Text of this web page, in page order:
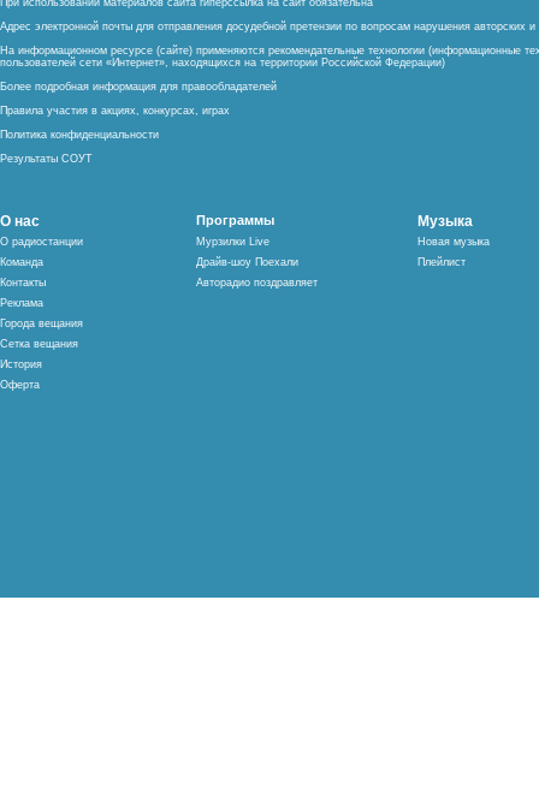
При использовании материалов сайта гиперссылка на сайт обязательна
Адрес электронной почты для отправления досудебной претензии по вопросам нарушения авторских
На информационном ресурсе (сайте) применяются рекомендательные технологии (информационные
пользователей сети «Интернет», находящихся на территории Российской Федерации)
Более подробная информация для правообладателей
Правила участия в акциях, конкурсах, играх
Политика конфиденциальности
Результаты СОУТ
О нас
О радиостанции
Команда
Контакты
Реклама
Города вещания
Сетка вещания
История
Оферта
Программы
Мурзилки Live
Драйв-шоу Поехали
Авторадио поздравляет
Музыка
Новая музыка
Плейлист